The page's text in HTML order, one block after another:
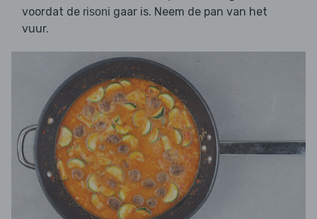
voordat de risoni gaar is. Neem de pan van het
vuur.